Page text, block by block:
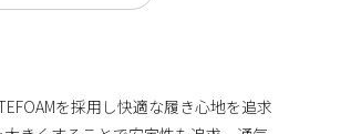
を採用し快適な履き心地を追求